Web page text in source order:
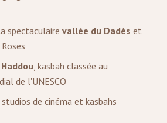
spectaculaire vallée du Dadès et
, kasbah classée au
de l'UNESCO
de cinéma et kasbahs